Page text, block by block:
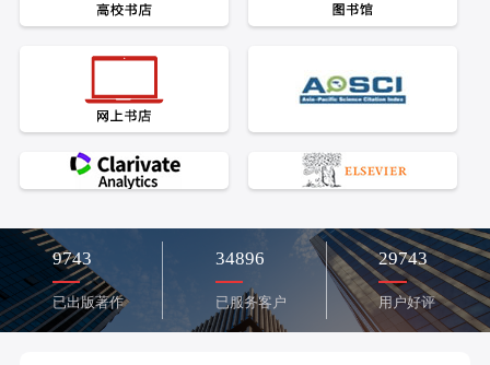
9743
已出版著作
34896
已服务客户
29743
用户好评